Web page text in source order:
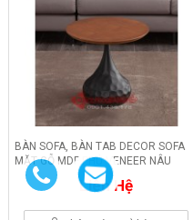
BÀN SOFA, BÀN TAB DECOR SOFA
MẶT GỖ MDF PHỦ VENEER NÂU
BM08
Liên Hệ